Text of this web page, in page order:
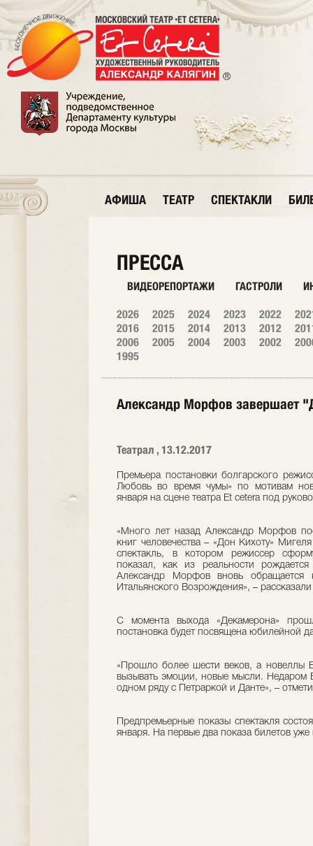
АФИША ТЕАТР СПЕКТАКЛИ
ПРЕССА
ВИДЕОРЕПОРТАЖИ ГАСТРОЛИ
2026 2025 2024 2023 2022
2016
2015 2014 2013 2012
2006
2005 2004 2003 2002
1995
Александр Морфов завершает
Театрал , 13.12.2017
Премьера постановки болгарского
Любовь во время чумы» по мотивам
января на сцене театра Et cetera под
«Много лет назад Александр Морфов
книг человечества – «Дон Кихоту»
спектакль, в котором режиссер
показал, как из реальности
Александр Морфов вновь обращается
Итальянского Возрождения», –
С момента выхода «Декамерона»
постановка будет посвящена юбилейной
«Прошло более шести веков, а новеллы
вызывать эмоции, новые мысли. Недаром
одном ряду с Петраркой и Данте», –
Предпремьерные показы спектакля
января. На первые два показа билетов уже